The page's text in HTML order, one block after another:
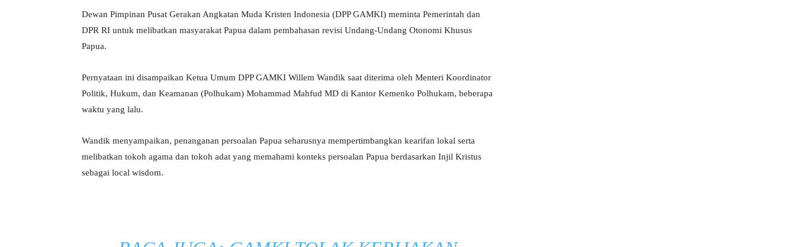
Dewan Pimpinan Pusat Gerakan Angkatan Muda Kristen Indonesia (DPP GAMKI) meminta Pemerintah dan
DPR RI untuk melibatkan masyarakat Papua dalam pembahasan revisi Undang-Undang Otonomi Khusus
Papua.
Pernyataan ini disampaikan Ketua Umum DPP GAMKI Willem Wandik saat diterima oleh Menteri Koordinator
Politik, Hukum, dan Keamanan (Polhukam) Mohammad Mahfud MD di Kantor Kemenko Polhukam, beberapa
waktu yang lalu.
Wandik menyampaikan, penanganan persoalan Papua seharusnya mempertimbangkan kearifan lokal serta
melibatkan tokoh agama dan tokoh adat yang memahami konteks persoalan Papua berdasarkan Injil Kristus
sebagai local wisdom.